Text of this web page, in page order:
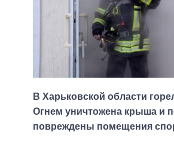
В Харьковской области
Огнем уничтожена крыша и
повреждены помещения